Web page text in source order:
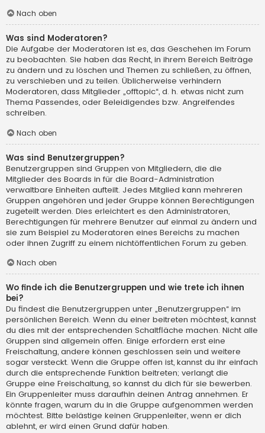
Nach oben
Was sind Moderatoren?
Die Aufgabe der Moderatoren ist es, das Geschehen im Forum
zu beobachten. Sie haben das Recht, in ihrem Bereich Beiträge
zu ändern und zu löschen und Themen zu schließen, zu öffnen,
zu verschieben und zu teilen. Üblicherweise verhindern
Moderatoren, dass Mitglieder „offtopic“, d. h. etwas nicht zum
Thema Passendes, oder Beleidigendes bzw. Angreifendes
schreiben.
Nach oben
Was sind Benutzergruppen?
Benutzergruppen sind Gruppen von Mitgliedern, die die
Mitglieder des Boards in für die Board-Administration
verwaltbare Einheiten aufteilt. Jedes Mitglied kann mehreren
Gruppen angehören und jeder Gruppe können Berechtigungen
zugeteilt werden. Dies erleichtert es den Administratoren,
Berechtigungen für mehrere Benutzer auf einmal zu ändern und
sie zum Beispiel zu Moderatoren eines Bereichs zu machen
oder ihnen Zugriff zu einem nichtöffentlichen Forum zu geben.
Nach oben
Wo finde ich die Benutzergruppen und wie trete ich ihnen
bei?
Du findest die Benutzergruppen unter „Benutzergruppen“ im
persönlichen Bereich. Wenn du einer beitreten möchtest, kannst
du dies mit der entsprechenden Schaltfläche machen. Nicht alle
Gruppen sind allgemein offen. Einige erfordern erst eine
Freischaltung, andere können geschlossen sein und weitere
sogar versteckt. Wenn die Gruppe offen ist, kannst du ihr einfach
durch die entsprechende Funktion beitreten; verlangt die
Gruppe eine Freischaltung, so kannst du dich für sie bewerben.
Ein Gruppenleiter muss daraufhin deinen Antrag annehmen. Er
könnte fragen, warum du in die Gruppe aufgenommen werden
möchtest. Bitte belästige keinen Gruppenleiter, wenn er dich
ablehnt, er wird einen Grund dafür haben.